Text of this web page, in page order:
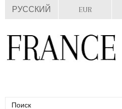
РУССКИЙ EUR